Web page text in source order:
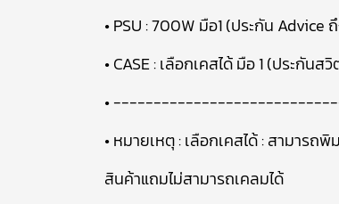
• PSU : 700W มือ1 (ประกัน Advice
• CASE : เลือกเคสได้ มือ 1 (ประกัน
•
• หมายเหตุ : เลือกเคสได้ : สามารถ
สินค้าแถมไม่สามารถเคลมได้